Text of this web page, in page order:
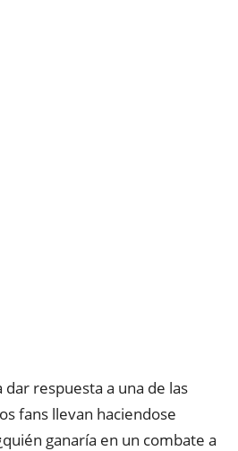
respuesta a una de las
fans llevan haciendose
ganaría en un combate a